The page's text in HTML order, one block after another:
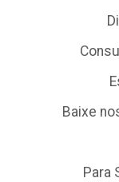
Baixe
Para